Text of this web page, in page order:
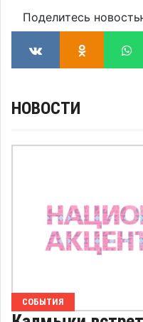
Поделитесь
НОВОСТИ
СОБЫТИЯ